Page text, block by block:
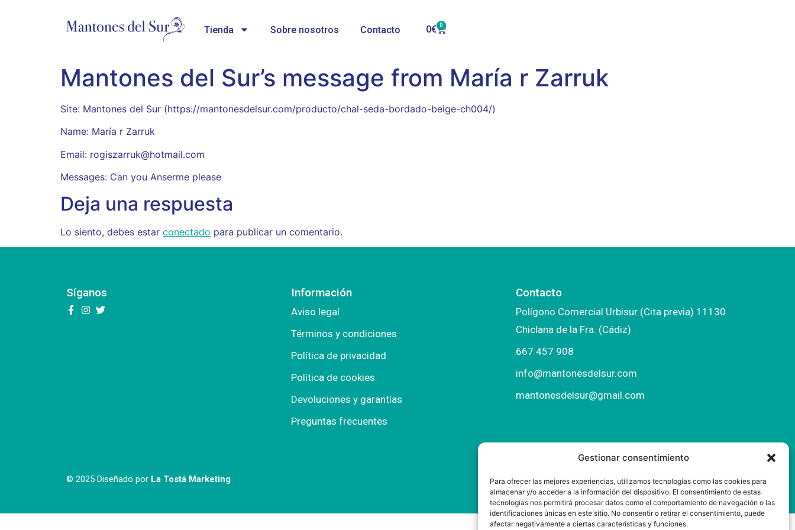
Gestionar consentimiento
Para ofrecer las mejores experiencias, utilizamos tecnologías como las cookies para
almacenar y/o acceder a la información del dispositivo. El consentimiento de estas
tecnologías nos permitirá procesar datos como el comportamiento de navegación o las
identificaciones únicas en este sitio. No consentir o retirar el consentimiento, puede
afectar negativamente a ciertas características y funciones.
Tienda Sobre nosotros Contacto 0€ 0
Mantones del Sur’s message from María r Zarruk
Site: Mantones del Sur (https://mantonesdelsur.com/producto/chal-seda-bordado-beige-ch004/)
Name: María r Zarruk
Email: rogiszarruk@hotmail.com
Messages: Can you Anserme please
Deja una respuesta
Lo siento, debes estar conectado para publicar un comentario.
Síganos Información
Aviso legal
Términos y condiciones
Política de privacidad
Política de cookies
Devoluciones y garantías
Preguntas frecuentes
Contacto
Polígono Comercial Urbisur (Cita previa) 11130
Chiclana de la Fra. (Cádiz)
667 457 908
info@mantonesdelsur.com
mantonesdelsur@gmail.com
© 2025 Diseñado por La Tostá Marketing